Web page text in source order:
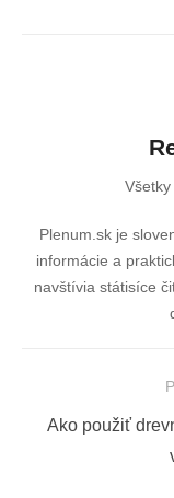
Plenum.sk je
informácie a
navštívia státisíce
Previous
Ako použiť